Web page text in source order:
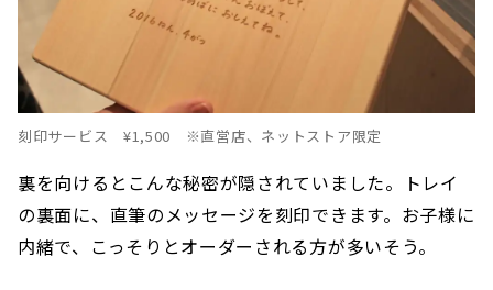
刻印サービス ¥1,500 ※直営店、ネットストア限定
裏を向けるとこんな秘密が隠されていました。トレイ
の裏面に、直筆のメッセージを刻印できます。お子様に
内緒で、こっそりとオーダーされる方が多いそう。